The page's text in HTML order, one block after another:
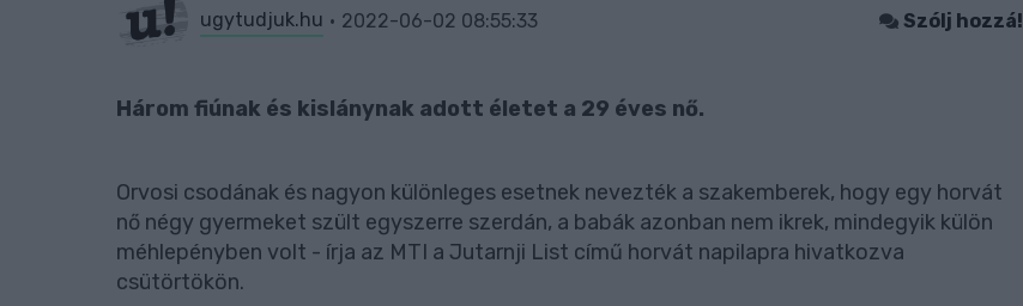
ugytudjuk.hu 2022-06-02 08:55:33 Szólj hozzá!
Három fiúnak és kislánynak adott életet a 29 éves nő.
Orvosi csodának és nagyon különleges esetnek nevezték a szakemberek, hogy egy horvát
nő négy gyermeket szült egyszerre szerdán, a babák azonban nem ikrek, mindegyik külön
méhlepényben volt - írja az MTI a Jutarnji List című horvát napilapra hivatkozva
csütörtökön.